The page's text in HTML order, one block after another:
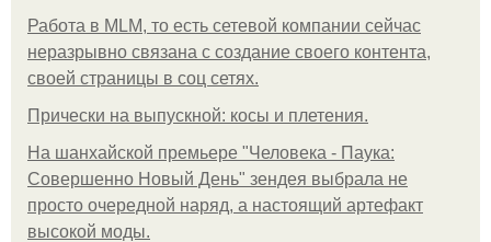
Работа в MLM, то есть сетевой компании сейчас
неразрывно связана с создание своего контента,
своей страницы в соц сетях.
Прически на выпускной: косы и плетения.
На шанхайской премьере "Человека - Паука:
Совершенно Новый День" зендея выбрала не
просто очередной наряд, а настоящий артефакт
высокой моды.